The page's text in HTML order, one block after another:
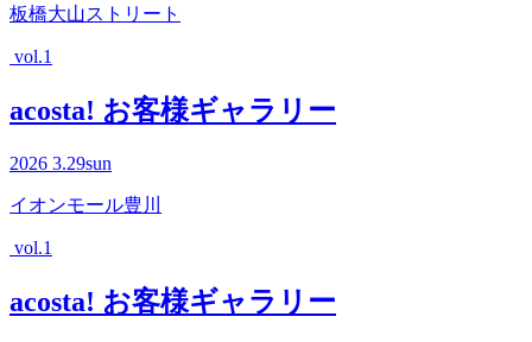
板橋大山ストリート
vol.1
acosta! お客様ギャラリー
2026 3.29sun
イオンモール豊川
vol.1
acosta! お客様ギャラリー